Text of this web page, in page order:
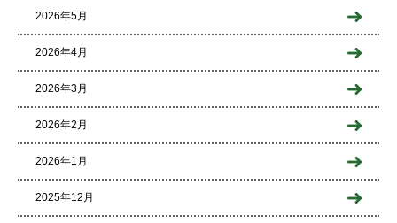
2026年5月
2026年4月
2026年3月
2026年2月
2026年1月
2025年12月